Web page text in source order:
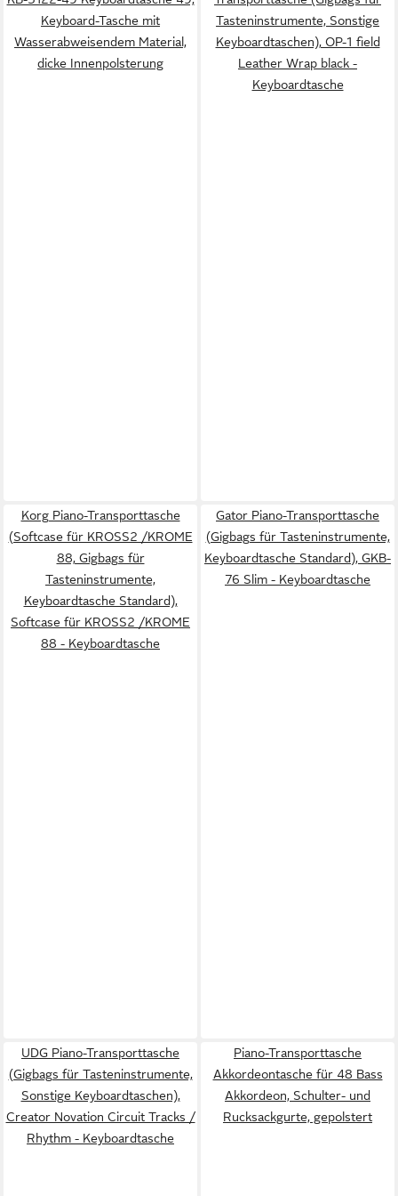
Keyboard-Tasche mit
Wasserabweisendem Material,
dicke Innenpolsterung
Tasteninstrumente, Sonstige
Keyboardtaschen), OP-1 field
Leather Wrap black -
Keyboardtasche
Korg Piano-Transporttasche
(Softcase für KROSS2 /KROME
88, Gigbags für
Tasteninstrumente,
Keyboardtasche Standard),
Softcase für KROSS2 /KROME
88 - Keyboardtasche
Gator Piano-Transporttasche
(Gigbags für Tasteninstrumente,
Keyboardtasche Standard), GKB-
76 Slim - Keyboardtasche
UDG Piano-Transporttasche
(Gigbags für Tasteninstrumente,
Sonstige Keyboardtaschen),
Creator Novation Circuit Tracks /
Rhythm - Keyboardtasche
Piano-Transporttasche
Akkordeontasche für 48 Bass
Akkordeon, Schulter- und
Rucksackgurte, gepolstert